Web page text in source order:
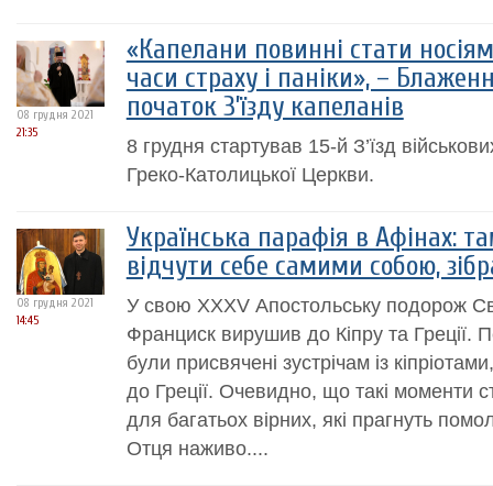
08 грудня 2021
21:35
«Капелани повинні стати
часи страху і паніки», –
початок З’їзду капеланів
8 грудня стартував 15-й З’їзд
Греко-Католицької Церкви.
08 грудня 2021
14:45
Українська парафія в Афінах:
відчути себе самими собою,
У свою XXXV Апостольську подорож
Франциск вирушив до Кіпру та Греції.
були присвячені зустрічам із
до Греції. Очевидно, що такі моменти
для багатьох вірних, які прагнуть
Отця наживо....